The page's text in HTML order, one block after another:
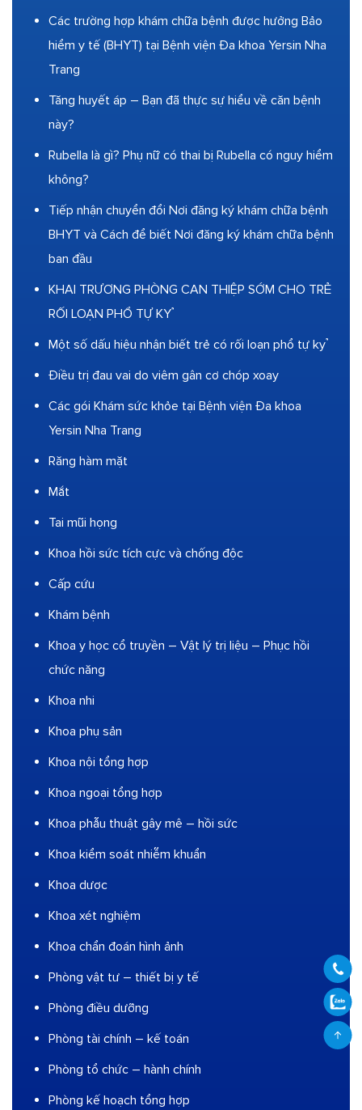
Các trường hợp khám chữa bệnh được hưởng Bảo
hiểm y tế (BHYT) tại Bệnh viện Đa khoa Yersin Nha
Trang
Tăng huyết áp – Bạn đã thực sự hiểu về căn bệnh
này?
Rubella là gì? Phụ nữ có thai bị Rubella có nguy hiểm
không?
Tiếp nhận chuyển đổi Nơi đăng ký khám chữa bệnh
BHYT và Cách để biết Nơi đăng ký khám chữa bệnh
ban đầu
KHAI TRƯƠNG PHÒNG CAN THIỆP SỚM CHO TRẺ
RỐI LOẠN PHỔ TỰ KỶ
Một số dấu hiệu nhận biết trẻ có rối loạn phổ tự kỷ
Điều trị đau vai do viêm gân cơ chóp xoay
Các gói Khám sức khỏe tại Bệnh viện Đa khoa
Yersin Nha Trang
Răng hàm mặt
Mắt
Tai mũi họng
Khoa hồi sức tích cực và chống độc
Cấp cứu
Khám bệnh
Khoa y học cổ truyền – Vật lý trị liệu – Phục hồi
chức năng
Khoa nhi
Khoa phụ sản
Khoa nội tổng hợp
Khoa ngoại tổng hợp
Khoa phẫu thuật gây mê – hồi sức
Khoa kiểm soát nhiễm khuẩn
Khoa dược
Khoa xét nghiệm
Khoa chẩn đoán hình ảnh
Phòng vật tư – thiết bị y tế
Phòng điều dưỡng
Phòng tài chính – kế toán
Phòng tổ chức – hành chính
Phòng kế hoạch tổng hợp